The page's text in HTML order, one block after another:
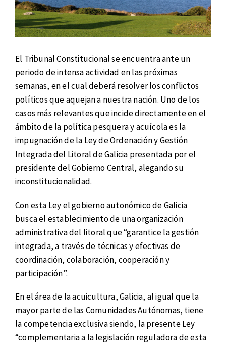
El Tribunal Constitucional se encuentra ante un
periodo de intensa actividad en las próximas
semanas, en el cual deberá resolver los conflictos
políticos que aquejan a nuestra nación. Uno de los
casos más relevantes que incide directamente en el
ámbito de la política pesquera y acuícola es la
impugnación de la Ley de Ordenación y Gestión
Integrada del Litoral de Galicia presentada por el
presidente del Gobierno Central, alegando su
inconstitucionalidad.
Con esta Ley el gobierno autonómico de Galicia
busca el establecimiento de una organización
administrativa del litoral que “garantice la gestión
integrada, a través de técnicas y efectivas de
coordinación, colaboración, cooperación y
participación”.
En el área de la acuicultura, Galicia, al igual que la
mayor parte de las Comunidades Autónomas, tiene
la competencia exclusiva siendo, la presente Ley
“complementaria a la legislación reguladora de esta